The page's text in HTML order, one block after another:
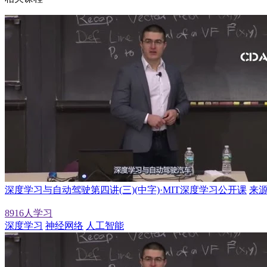
深度学习与自动驾驶第四讲(三)(中字)·MIT深度学习公开课 来
8916人学习
深度学习 神经网络 人工智能